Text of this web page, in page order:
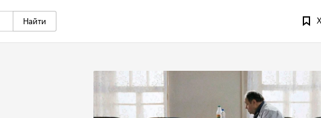
Найти